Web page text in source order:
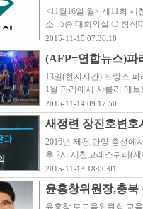
<11월16일 월> 제11회
소 : 5층 대회의실 ❍ 참석
2015-11-15 07:36:18
(AFP=연합뉴스)파
13일(현지시간) 프랑스
1월 파리에서 샤를리 에
2015-11-14 09:17:50
새정련 장진호변호
2016년 제천,단양 총선에
후 2시 제천코레스뷔페(
2015-11-13 18:00:01
윤홍창위원장,충
윤홍창 도교육위원회 교